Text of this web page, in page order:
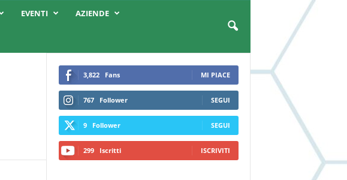
EVENTI AZIENDE
3,822 Fans MI PIACE
767 Follower SEGUI
9 Follower SEGUI
299 Iscritti ISCRIVITI